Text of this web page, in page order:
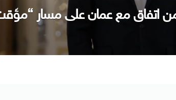
التطورات الإقليمية